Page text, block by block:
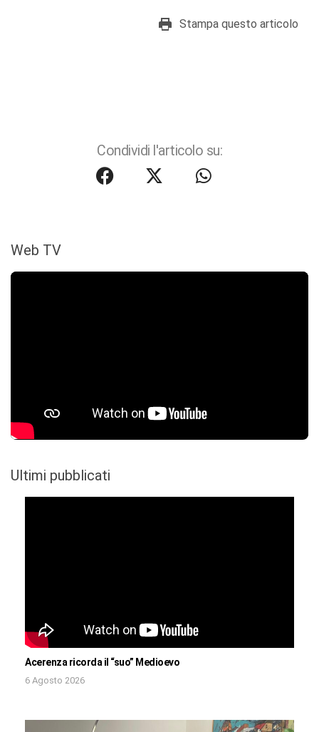
Stampa questo articolo
Condividi l'articolo su:
Web TV
Ultimi pubblicati
Acerenza ricorda il “suo” Medioevo
6 Agosto 2026